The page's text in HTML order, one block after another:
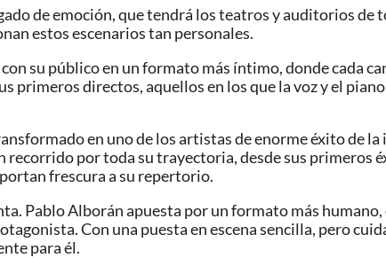
de emoción, que tendrá los teatros y auditorios de
estos escenarios tan personales.
su público en un formato más íntimo, donde cada
primeros directos, aquellos en los que la voz y el
en uno de los artistas de enorme éxito de
por toda su trayectoria, desde sus primeros
frescura a su repertorio.
Pablo Alborán apuesta por un formato más
Con una puesta en escena sencilla, pero
para él.